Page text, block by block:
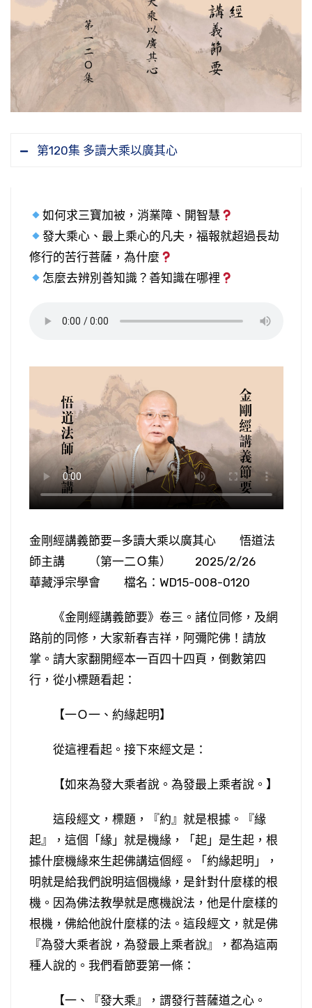
第120集 多讀大乘以廣其心
如何求三寶加被，消業障、開智慧
發大乘心、最上乘心的凡夫，福報就超過長劫
修行的苦行菩薩，為什麼
怎麼去辨別善知識？善知識在哪裡
金剛經講義節要—多讀大乘以廣其心 悟道法
師主講 （第一二Ｏ集） 2025/2/26
華藏淨宗學會 檔名：WD15-008-0120
《金剛經講義節要》卷三。諸位同修，及網
路前的同修，大家新春吉祥，阿彌陀佛！請放
掌。請大家翻開經本一百四十四頁，倒數第四
行，從小標題看起：
【一Ｏ一、約緣起明】
從這裡看起。接下來經文是：
【如來為發大乘者說。為發最上乘者說。】
這段經文，標題，『約』就是根據。『緣
起』，這個「緣」就是機緣，「起」是生起，根
據什麼機緣來生起佛講這個經。「約緣起明」，
明就是給我們說明這個機緣，是針對什麼樣的根
機。因為佛法教學就是應機說法，他是什麼樣的
根機，佛給他說什麼樣的法。這段經文，就是佛
『為發大乘者說，為發最上乘者說』，都為這兩
種人說的。我們看節要第一條：
【一、『發大乘』，謂發行菩薩道之心。